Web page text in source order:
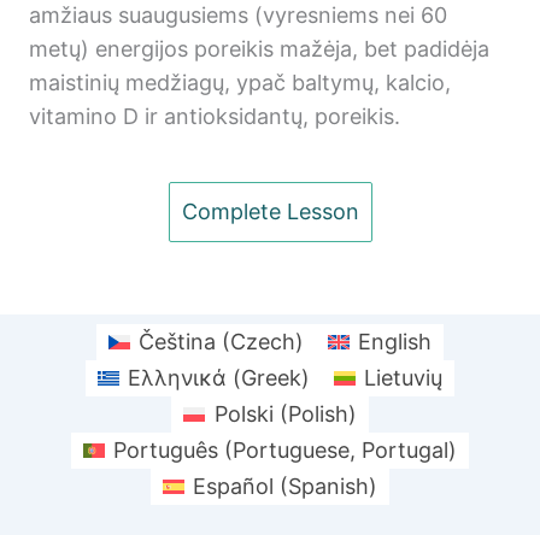
amžiaus suaugusiems (vyresniems nei 60
metų) energijos poreikis mažėja, bet padidėja
maistinių medžiagų, ypač baltymų, kalcio,
vitamino D ir antioksidantų, poreikis.
Complete Lesson
Čeština (Czech)
English
Ελληνικά (Greek)
Lietuvių
Polski (Polish)
Português (Portuguese, Portugal)
Español (Spanish)